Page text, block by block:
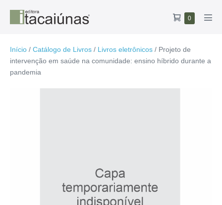
conteúdo
Carrinho
0Itens
Início / Catálogo de Livros / Livros eletrônicos / Projeto de
intervenção em saúde na comunidade: ensino híbrido durante a
pandemia